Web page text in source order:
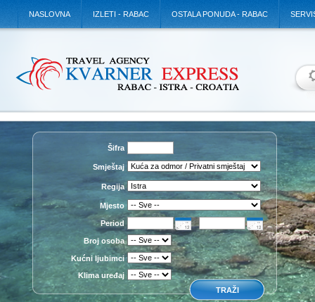
NASLOVNA IZLETI - RABAC OSTALA PONUDA - RABAC
Šifra
Smještaj
Regija
Mjesto
Period
Broj osoba
Kućni ljubimci
Klima uređaj